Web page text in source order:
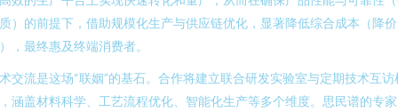
）的前提下，借助规模化生产与供应链优化，显著降低综合成本（降价
，最终惠及终端消费者。
交流是这场“联姻”的基石。合作将建立联合研发实验室与定期技术互访
涵盖材料科学、工艺流程优化、智能化生产等多个维度。思民谱的专